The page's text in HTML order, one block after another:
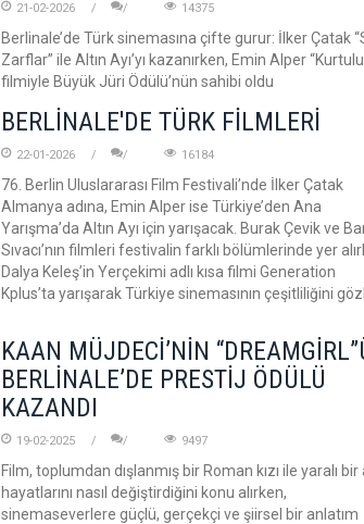
21-02-2026 14375
Berlinale’de Türk sinemasına çifte gurur: İlker Çatak
Zarflar” ile Altın Ayı’yı kazanırken, Emin Alper
filmiyle Büyük Jüri Ödülü’nün sahibi oldu
BERLİNALE'DE TÜRK FİLMLERİ
22-01-2026 16184
76. Berlin Uluslararası Film Festivali’nde İlker Çatak
Almanya adına, Emin Alper ise Türkiye’den Ana
Yarışma’da Altın Ayı için yarışacak. Burak Çevik ve
Sıvacı’nın filmleri festivalin farklı bölümlerinde yer
Dalya Keleş’in Yerçekimi adlı kısa filmi Generation
Kplus’ta yarışarak Türkiye sinemasının çeşitliliğini
KAAN MÜJDECİ’NİN
BERLİNALE’DE PRESTİJ ÖDÜLÜ
KAZANDI
19-02-2025 9497
Film, toplumdan dışlanmış bir Roman kızı ile yaralı bir
hayatlarını nasıl değiştirdiğini konu alırken,
sinemaseverlere güçlü, gerçekçi ve şiirsel bir anlatım